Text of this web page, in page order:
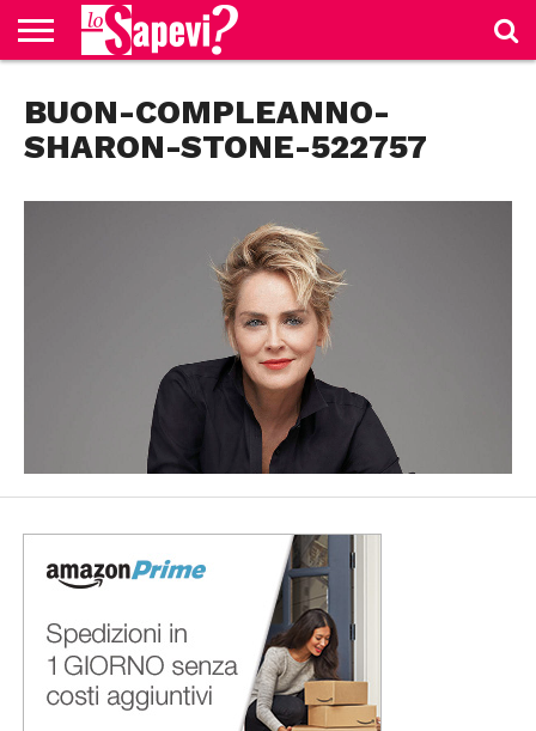
BENESSERE
GOSSIP
PRODOTTI
AMAZON
NEWS
CASA E
CUCINA
BUON-COMPLEANNO-
SHARON-STONE-522757